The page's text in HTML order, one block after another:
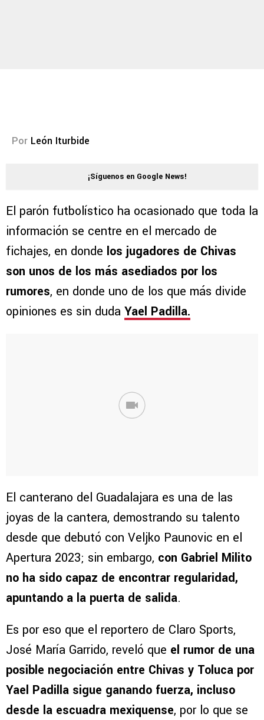
Por León Iturbide
¡Síguenos en Google News!
El parón futbolístico ha ocasionado que toda la
información se centre en el mercado de
fichajes, en donde los jugadores de Chivas
son unos de los más asediados por los
rumores, en donde uno de los que más divide
opiniones es sin duda Yael Padilla.
El canterano del Guadalajara es una de las
joyas de la cantera, demostrando su talento
desde que debutó con Veljko Paunovic en el
Apertura 2023; sin embargo, con Gabriel Milito
no ha sido capaz de encontrar regularidad,
apuntando a la puerta de salida.
Es por eso que el reportero de Claro Sports,
José María Garrido, reveló que el rumor de una
posible negociación entre Chivas y Toluca por
Yael Padilla sigue ganando fuerza, incluso
desde la escuadra mexiquense, por lo que se